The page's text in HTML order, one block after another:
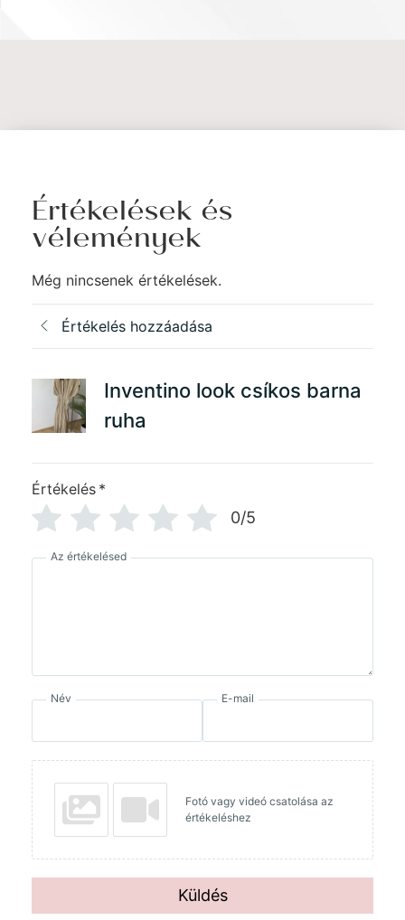
Értékelések és
vélemények
Még nincsenek értékelések.
Értékelés hozzáadása
Inventino look csíkos barna
ruha
Értékelés *
0/5
Az értékelésed
Név E-mail
Fotó vagy videó csatolása az
értékeléshez
Küldés